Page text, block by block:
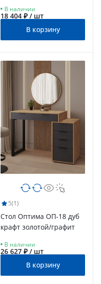
В наличии
18 404 ₽ / шт
В корзину
5(1)
Стол Оптима ОП-18 дуб
крафт золотой/графит
В наличии
26 627 ₽ / шт
В корзину